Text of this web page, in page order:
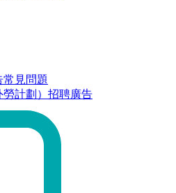
見問題
勞計劃）招聘廣告